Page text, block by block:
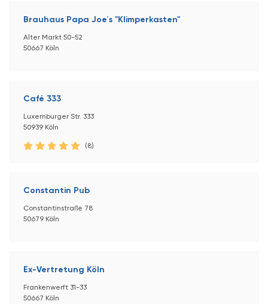
Brauhaus Papa Joe`s "Klimperkasten"
Alter Markt 50-52
50667 Köln
Café 333
Luxemburger Str. 333
50939 Köln
(8)
Constantin Pub
Constantinstraße 78
50679 Köln
Ex-Vertretung Köln
Frankenwerft 31-33
50667 Köln